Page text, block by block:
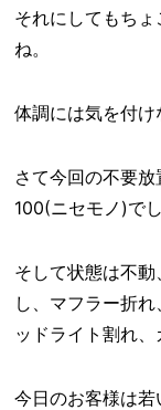
それにしてもち
ね。
体調には気を付け
さて今回の不要
100(ニセモノ)でし
そして状態は不
し、マフラー折
ッドライト割れ、
今日のお客様は